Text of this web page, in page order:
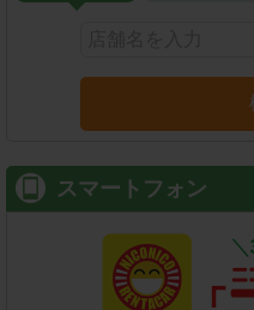
スマートフォン